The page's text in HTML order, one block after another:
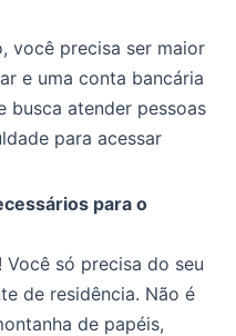
você precisa ser maior
e uma conta bancária
busca atender pessoas
para acessar
para o
só precisa do seu
de residência. Não é
de papéis,